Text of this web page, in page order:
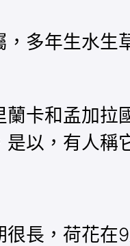
，多年生水
卡和孟加拉
以，有人稱
長，荷花